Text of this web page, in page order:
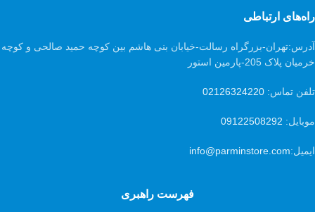
راه‌های ارتباطی
آدرس:تهران-بزرگراه رسالت-خیابان بنی هاشم بین کوچه حمید صالحی و کوچه
خرمیان پلاک 205-پارمین استور
تلفن تماس: 02126324220
موبایل: 09122508292
ایمیل:info@parminstore.com
فهرست راهبری